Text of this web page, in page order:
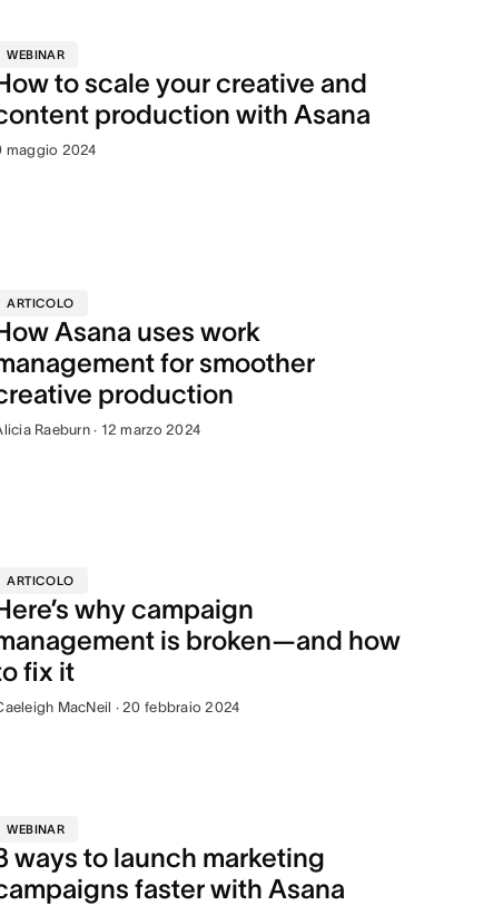
WEBINAR
to scale your creative and
production with Asana
maggio 2024
ARTICOLO
Asana uses work
for smoother
production
Raeburn · 12 marzo 2024
ARTICOLO
why campaign
is broken—and how
fix it
MacNeil · 20 febbraio 2024
WEBINAR
ways to launch marketing
faster with Asana